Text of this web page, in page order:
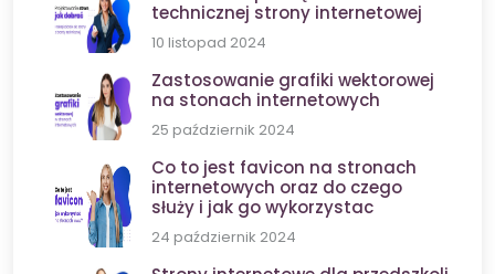
technicznej strony internetowej
10 listopad 2024
Zastosowanie grafiki wektorowej
na stonach internetowych
25 październik 2024
Co to jest favicon na stronach
internetowych oraz do czego
służy i jak go wykorzystac
24 październik 2024